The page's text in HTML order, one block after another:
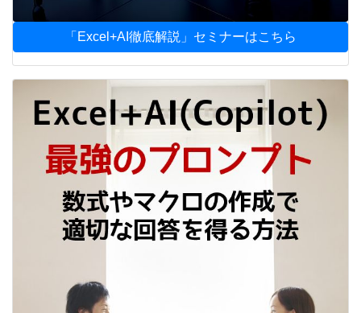
「Excel+AI徹底解説」セミナーはこちら